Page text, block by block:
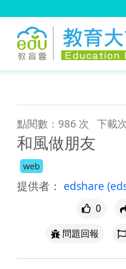
點閱數：986 次 下載
和風做朋友
web
提供者： edshare
0
問題回報